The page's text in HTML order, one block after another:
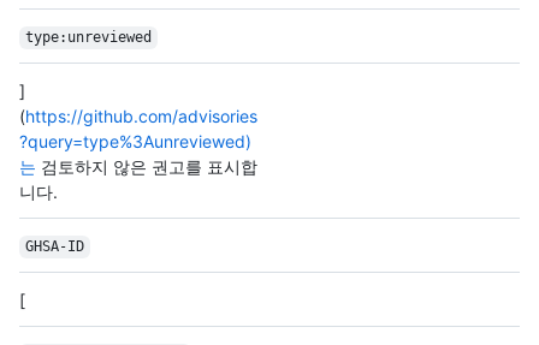
type:unreviewed
]
(https://github.com/advisories
?query=type%3Aunreviewed)
는 검토하지 않은 권고를 표시합
니다.
GHSA-ID
[